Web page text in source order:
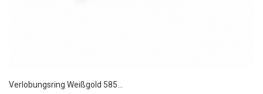
Verlobungsring Weißgold 585...